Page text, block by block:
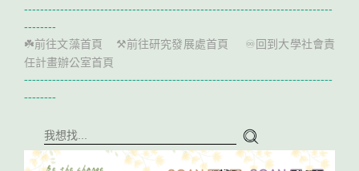
-----------------------------------------------------------------------------
--------
☘️前往文藻首頁 ⚒️前往研究發展處首頁 ♾️ 回到大學社會責
任計畫辦公室首頁
-----------------------------------------------------------------------------
--------